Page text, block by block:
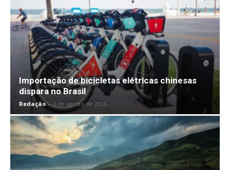
Importação de bicicletas elétricas chinesas
dispara no Brasil
Redação - 5 de agosto de 2026